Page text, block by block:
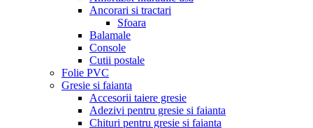
Ancorari si tractari
Sfoara
Balamale
Console
Cutii postale
Folie PVC
Gresie si faianta
Accesorii taiere gresie
Adezivi pentru gresie si faianta
Chituri pentru gresie si faianta